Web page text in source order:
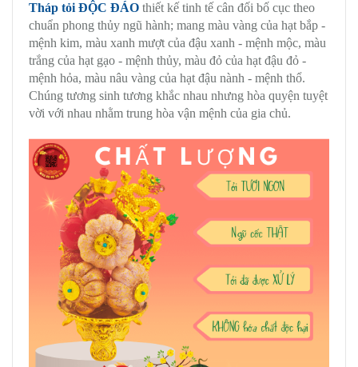
Tháp tỏi ĐỘC ĐÁO thiết kế tinh tế cân đối bố cục theo
chuẩn phong thủy ngũ hành; mang màu vàng của hạt bắp -
mệnh kim, màu xanh mượt của đậu xanh - mệnh mộc, màu
trắng của hạt gạo - mệnh thủy, màu đỏ của hạt đậu đỏ -
mệnh hỏa, màu nâu vàng của hạt đậu nành - mệnh thổ.
Chúng tương sinh tương khắc nhau nhưng hòa quyện tuyệt
vời với nhau nhằm trung hòa vận mệnh của gia chủ.